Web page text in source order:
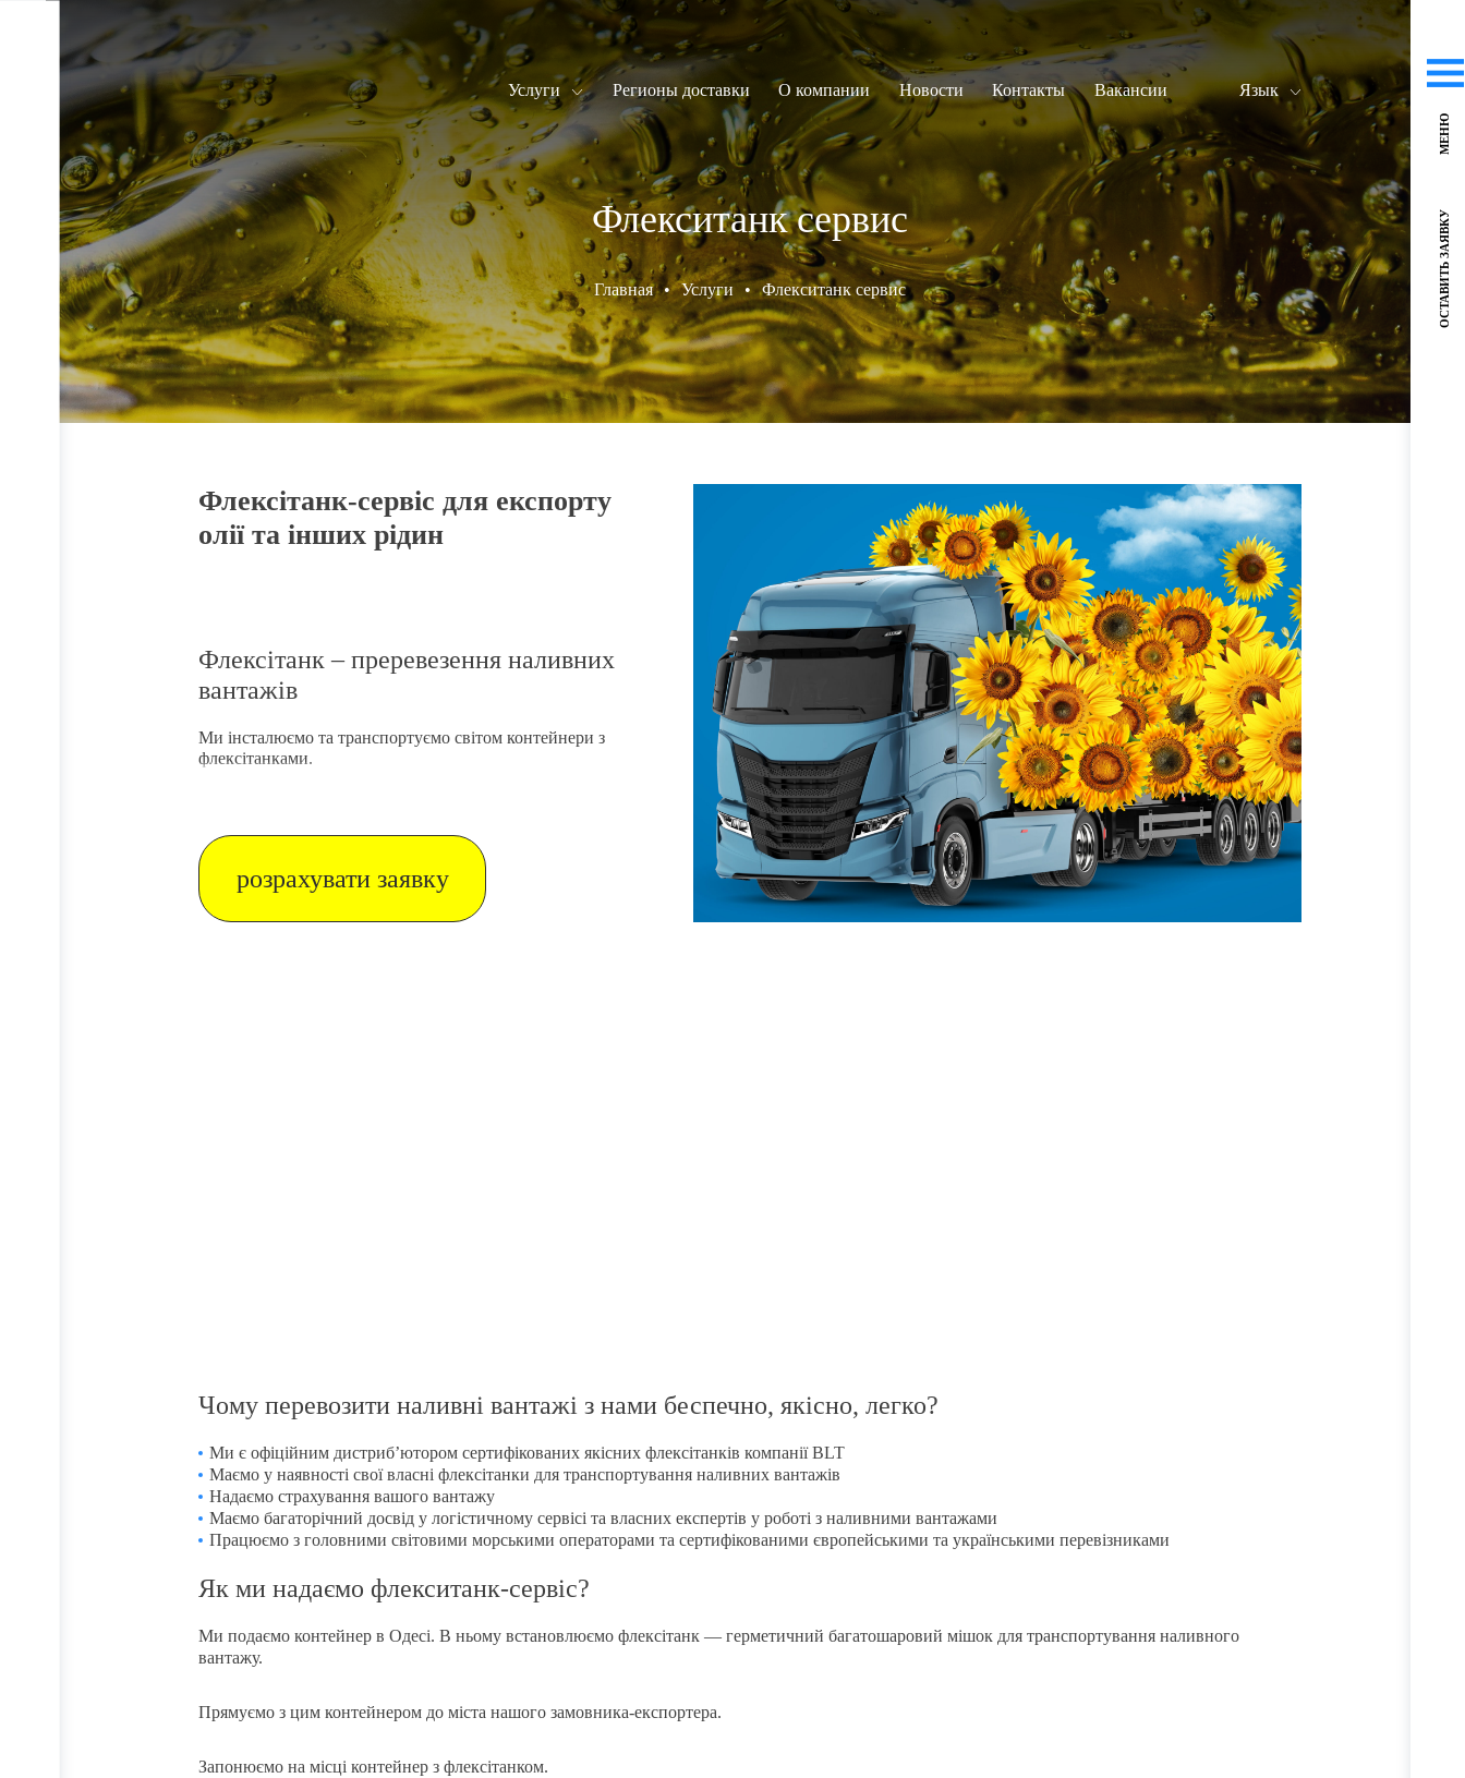
МЕНЮ
ОСТАВИТЬ ЗАЯВКУ
Услуги Регионы доставки О компании Новости Контакты Вакансии Язык
Флекситанк сервис
Главная • Услуги • Флекситанк сервис
Флексітанк-сервіс для експорту
олії та інших рідин
Флексітанк – преревезення наливних
вантажів
Ми інсталюємо та транспортуємо світом контейнери з
флексітанками.
розрахувати заявку
Чому перевозити наливні вантажі з нами беспечно, якісно, легко?
Ми є офіційним дистриб’ютором сертифікованих якісних флексітанків компанії BLT
Маємо у наявності свої власні флексітанки для транспортування наливних вантажів
Надаємо страхування вашого вантажу
Маємо багаторічний досвід у логістичному сервісі та власних експертів у роботі з наливними вантажами
Працюємо з головними світовими морськими операторами та сертифікованими європейськими та українськими перевізниками
Як ми надаємо флекситанк-сервіс?
Ми подаємо контейнер в Одесі. В ньому встановлюємо флексітанк — герметичний багатошаровий мішок для транспортування наливного
вантажу.
Прямуємо з цим контейнером до міста нашого замовника-експортера.
Запонюємо на місці контейнер з флексітанком.